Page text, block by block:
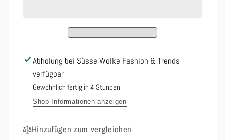
Abholung bei Süsse Wolke Fashion & Trends
verfügbar
Gewöhnlich fertig in 4 Stunden
Shop-Informationen anzeigen
Hinzufügen zum vergleichen